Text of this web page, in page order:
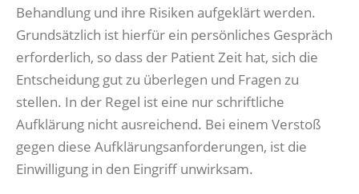
Behandlung und ihre Risiken aufgeklärt werden.
Grundsätzlich ist hierfür ein persönliches Gespräch
erforderlich, so dass der Patient Zeit hat, sich die
Entscheidung gut zu überlegen und Fragen zu
stellen. In der Regel ist eine nur schriftliche
Aufklärung nicht ausreichend. Bei einem Verstoß
gegen diese Aufklärungsanforderungen, ist die
Einwilligung in den Eingriff unwirksam.